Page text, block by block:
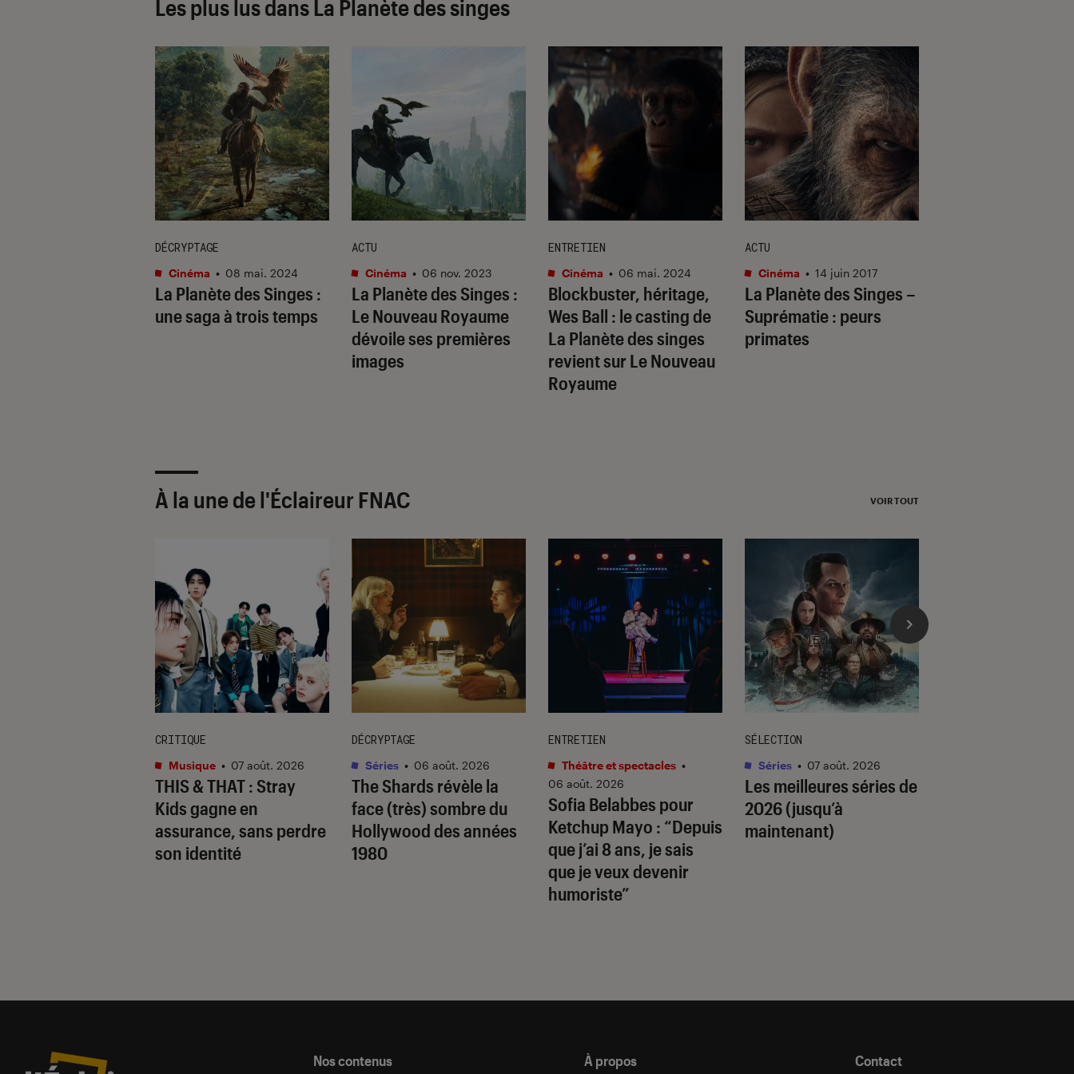
Les plus lus dans La Planète des singes
La Planète des Singes :
une saga à trois temps
DÉCRYPTAGE
Cinéma • 08 mai. 2024
La Planète des Singes :
Le Nouveau Royaume
dévoile ses premières
images
ACTU
Cinéma • 06 nov. 2023
Blockbuster, héritage,
Wes Ball : le casting de
La Planète des singes
revient sur Le Nouveau
Royaume
ENTRETIEN
Cinéma • 06 mai. 2024
La Planète des Singes –
Suprématie : peurs
primates
ACTU
Cinéma • 14 juin 2017
À la une de l'Éclaireur FNAC VOIR TOUT
THIS & THAT: Stray
Kids gagne en
assurance, sans perdre
son identité
CRITIQUE
Musique • 07 août. 2026
The Shards révèle la
face (très) sombre du
Hollywood des années
1980
DÉCRYPTAGE
Séries • 06 août. 2026
Sofia Belabbes pour
Ketchup Mayo : “Depuis
que j’ai 8 ans, je sais
que je veux devenir
humoriste”
ENTRETIEN
Théâtre et spectacles •
06 août. 2026
Les meilleures séries de
2026 (jusqu’à
maintenant)
SÉLECTION
Séries • 07 août. 2026
l'Éclaireur fnac">
Nos contenus À propos Contact